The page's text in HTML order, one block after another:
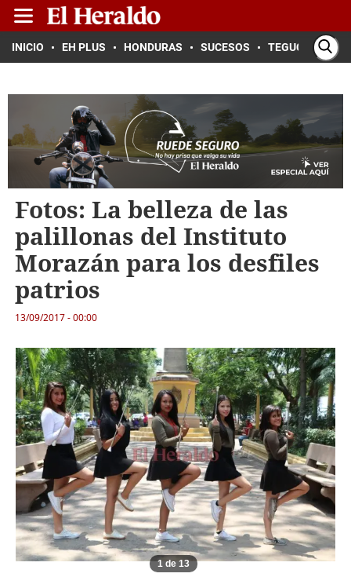
INICIO EH PLUS HONDURAS SUCESOS TEGUCIGALPA
Fotos: La belleza de las
palillonas del Instituto
Morazán para los desfiles
patrios
13/09/2017 - 00:00
1 de 13